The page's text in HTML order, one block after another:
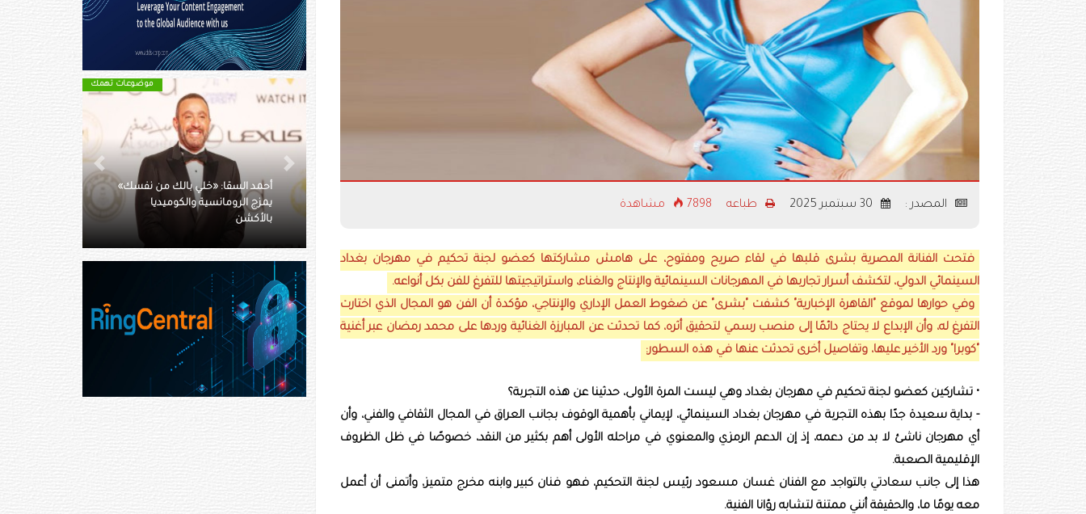
المصدر : طباعه 7898 مشاهدة
فتحت الفنانة المصرية بشرى قلبها في لقاء صريح ومفتوح، على هامش مشاركتها كعضو لجنة تحكيم في مهرجان بغداد
السينمائي الدولي، لتكشف أسرار تجاربها في المهرجانات السينمائية والإنتاج والغناء، واستراتيجيتها للتفرغ للفن بكل أنواعه.
وفي حوارها لموقع "القاهرة الإخبارية" كشفت "بشرى" عن ضغوط العمل الإداري والإنتاجي، مؤكدة أن الفن هو المجال الذي اختارت
التفرغ له، وأن الإبداع لا يحتاج دائمًا إلى منصب رسمي لتحقيق أثره، كما تحدثت عن المبارزة الغنائية وردها على محمد رمضان عبر أغنية
"كوبرا" ورد الأخير عليها، وتفاصيل أخرى تحدثت عنها في هذه السطور:
• تشاركين كعضو لجنة تحكيم في مهرجان بغداد وهي ليست المرة الأولى، حدثينا عن هذه التجربة؟
- بداية سعيدة جدًا بهذه التجربة في مهرجان بغداد السينمائي، لإيماني بأهمية الوقوف بجانب العراق في المجال الثقافي والفني، وأن
أي مهرجان ناشئ لا بد من دعمه، إذ إن الدعم الرمزي والمعنوي في مراحله الأولى أهم بكثير من النقد، خصوصًا في ظل الظروف
الإقليمية الصعبة.
هذا إلى جانب سعادتي بالتواجد مع الفنان غسان مسعود رئيس لجنة التحكيم، فهو فنان كبير وابنه مخرج متميز، وأتمنى أن أعمل
معه يومًا ما، والحقيقة أنني ممتنة لتشابه رؤانا الفنية.
موضوعات تهمك
يارا السكرى عن «صقر وكناريا»:
خطوة هامة في مشواري السينمائي
Previous
Next